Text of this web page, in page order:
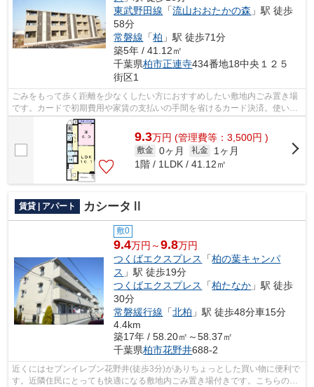
東武野田線 「流山おおたかの森 」駅 徒歩
58分
常磐線 「柏 」駅 徒歩71分
築5年 / 41.12㎡
千葉県柏市正連寺434番地18中央１２５
街区1
ごみをもって歩く距離を少なくしたい方におすすめしたい敷地内ごみ置き場
です。カードで初期費用や家賃の支払いの手間を省けるカード決済。使い勝
手の良いアパートでイチオシの物件で...
9.3万円 (管理費等：3,500円 )
敷金 0ヶ月 礼金
1ヶ月
1階 / 1LDK / 41.12㎡
賃貸 | アパート カシータⅡ
敷0
9.4万円～9.8万円
つくばエクスプレス
「柏の葉キャンパ
ス 」駅 徒歩19分
つくばエクスプレス
「柏たなか 」駅 徒歩
30分
常磐緩行線 「北柏 」駅 徒歩48分車15分
4.4km
築17年 / 58.20㎡～58.37㎡
千葉県柏市花野井688-2
近くにはセブンイレブン花野井(徒歩3分)がありちょっとした買い物に便利で
す。近隣住民にとっても快適になる敷地内ごみ置き場付きです。こちらの物